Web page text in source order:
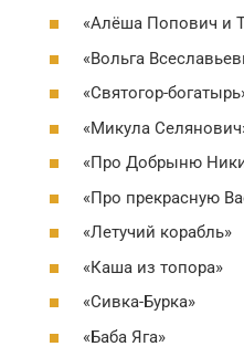
«Алёша Попович и
«Вольга
«Святогор-
«Микула
«Про Добрыню
«Про прекрасную
«Летучий корабль»
«Каша из топора»
«Сивка-Бурка»
«Баба Яга»